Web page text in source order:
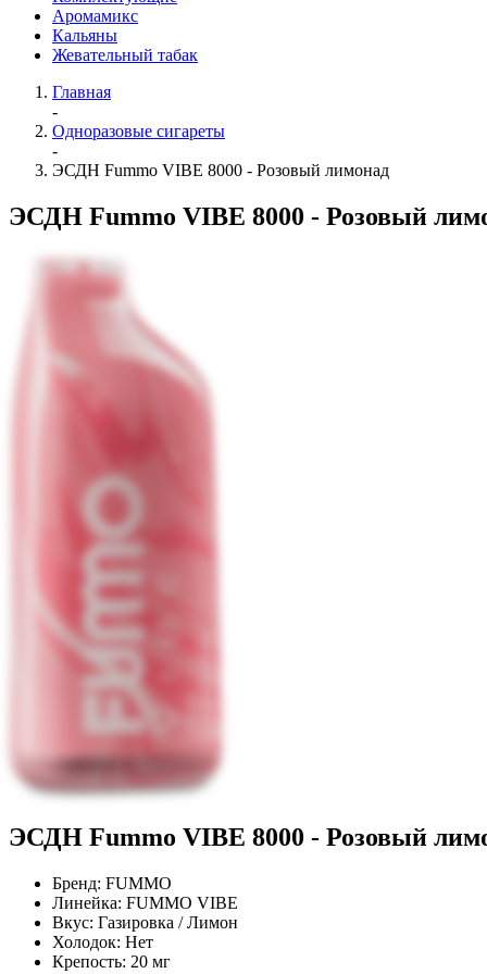
Аромамикс
Кальяны
Жевательный табак
Главная
-
Одноразовые сигареты
-
ЭСДН Fummo VIBE 8000 - Розовый лимонад
ЭСДН Fummo VIBE 8000 - Розовый
ЭСДН Fummo VIBE 8000 - Розовый
Бренд: FUMMO
Линейка: FUMMO VIBE
Вкус: Газировка / Лимон
Холодок: Нет
Крепость: 20 мг